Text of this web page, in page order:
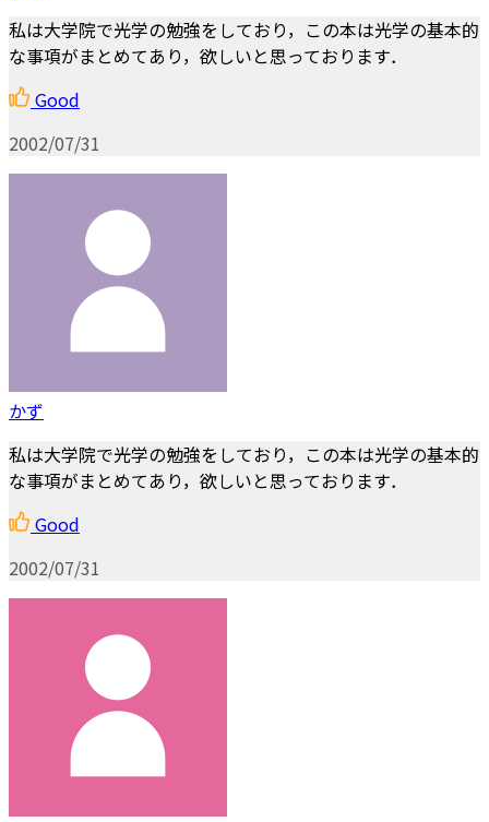
私は大学院で光学の勉強をしており，この本は光学の基本的
な事項がまとめてあり，欲しいと思っております．
Good
2002/07/31
かず
私は大学院で光学の勉強をしており，この本は光学の基本的
な事項がまとめてあり，欲しいと思っております．
Good
2002/07/31